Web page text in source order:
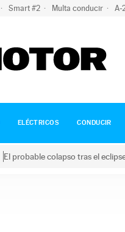
Smart #2 Multa conducir A-
ELÉCTRICOS CONDUCIR
El probable colapso tras el